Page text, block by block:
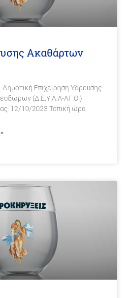
Ακαθάρτων
Δημοτική Επιχείρηση Ύδρευσης
(Δ.Ε.Υ.Α.Λ-ΑΓ.Θ.)
12/10/2023 Τοπική ώρα